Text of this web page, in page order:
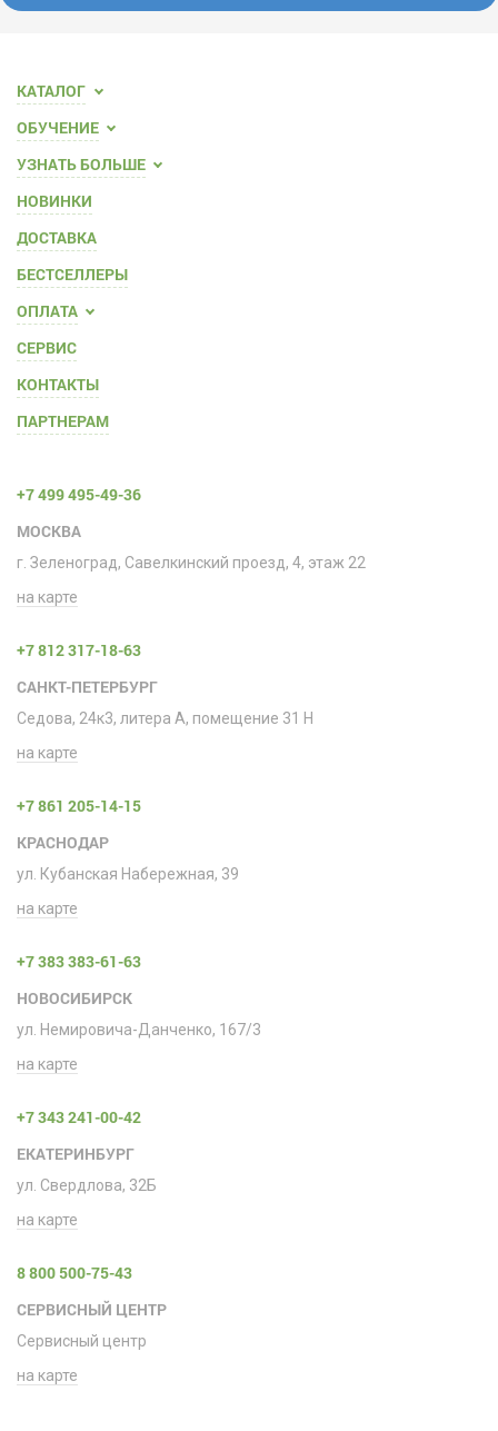
КАТАЛОГ
ОБУЧЕНИЕ
УЗНАТЬ БОЛЬШЕ
НОВИНКИ
ДОСТАВКА
БЕСТСЕЛЛЕРЫ
ОПЛАТА
СЕРВИС
КОНТАКТЫ
ПАРТНЕРАМ
+7 499 495-49-36
МОСКВА
г. Зеленоград, Савелкинский проезд, 4, этаж 22
на карте
+7 812 317-18-63
САНКТ-ПЕТЕРБУРГ
Седова, 24к3, литера А, помещение 31 H
на карте
+7 861 205-14-15
КРАСНОДАР
ул. Кубанская Набережная, 39
на карте
+7 383 383-61-63
НОВОСИБИРСК
ул. Немировича-Данченко, 167/3
на карте
+7 343 241-00-42
ЕКАТЕРИНБУРГ
ул. Свердлова, 32Б
на карте
8 800 500-75-43
СЕРВИСНЫЙ ЦЕНТР
Сервисный центр
на карте